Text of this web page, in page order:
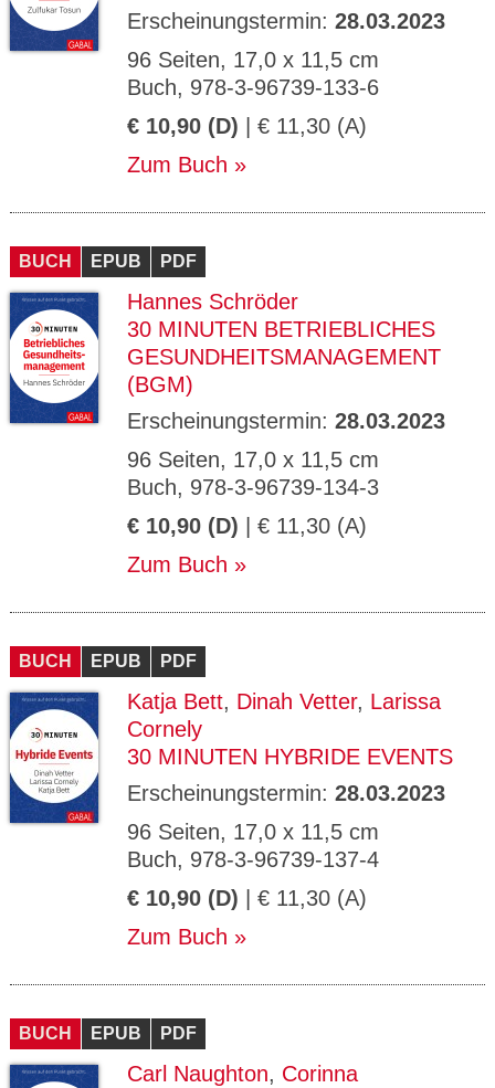
Erscheinungstermin: 28.03.2023
96 Seiten, 17,0 x 11,5 cm
Buch, 978-3-96739-133-6
€ 10,90 (D) | € 11,30 (A)
Zum Buch
BUCH EPUB PDF
Hannes Schröder
30 MINUTEN BETRIEBLICHES
GESUNDHEITSMANAGEMENT
(BGM)
Erscheinungstermin: 28.03.2023
96 Seiten, 17,0 x 11,5 cm
Buch, 978-3-96739-134-3
€ 10,90 (D) | € 11,30 (A)
Zum Buch
BUCH EPUB PDF
Katja Bett, Dinah Vetter, Larissa
Cornely
30 MINUTEN HYBRIDE EVENTS
Erscheinungstermin: 28.03.2023
96 Seiten, 17,0 x 11,5 cm
Buch, 978-3-96739-137-4
€ 10,90 (D) | € 11,30 (A)
Zum Buch
BUCH EPUB PDF
Carl Naughton, Corinna